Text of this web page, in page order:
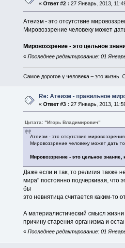
«Ответ #2 : 27 Январь, 2013,
Атеизм - это отсутствие
Мировоззрение человеку может
Мировоззрение - это цельное
«Последнее редактирование: 01
Самое дорогое у человека – это жизнь.
Re: Атеизм - правильное
«Ответ #3 : 27 Январь, 2013,
Цитата: "Игорь Владимирович"
Атеизм - это отсутствие мировоззрения.
Мировоззрение человеку может дать
Мировоззрение - это цельное
Даже если и так, то религия также
мира" постоянно подчеркивая, что
бы
это невнятица считается каким-то
А материалистический смысл
причину старения организма и
«Последнее редактирование: 01